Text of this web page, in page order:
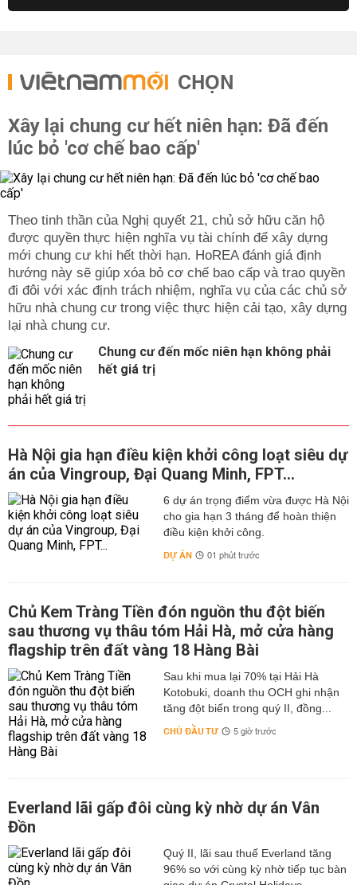
CHỌN
Xây lại chung cư hết niên hạn: Đã đến
lúc bỏ 'cơ chế bao cấp'
Theo tinh thần của Nghị quyết 21, chủ sở hữu căn hộ
được quyền thực hiện nghĩa vụ tài chính để xây dựng
mới chung cư khi hết thời hạn. HoREA đánh giá định
hướng này sẽ giúp xóa bỏ cơ chế bao cấp và trao quyền
đi đôi với xác định trách nhiệm, nghĩa vụ của các chủ sở
hữu nhà chung cư trong việc thực hiện cải tạo, xây dựng
lại nhà chung cư.
Chung cư đến mốc niên hạn không phải
hết giá trị
Hà Nội gia hạn điều kiện khởi công loạt siêu dự
án của Vingroup, Đại Quang Minh, FPT...
6 dự án trọng điểm vừa được Hà Nội
cho gia hạn 3 tháng để hoàn thiện
điều kiện khởi công.
DỰ ÁN 01 phút trước
Chủ Kem Tràng Tiền đón nguồn thu đột biến
sau thương vụ thâu tóm Hải Hà, mở cửa hàng
flagship trên đất vàng 18 Hàng Bài
Sau khi mua lại 70% tại Hải Hà
Kotobuki, doanh thu OCH ghi nhận
tăng đột biến trong quý II, đồng...
CHỦ ĐẦU TƯ 5 giờ trước
Everland lãi gấp đôi cùng kỳ nhờ dự án Vân
Đồn
Quý II, lãi sau thuế Everland tăng
96% so với cùng kỳ nhờ tiếp tục bàn